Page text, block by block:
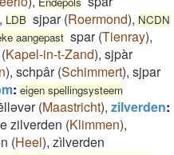
, LDB sjpar(Roermond), NCDN
aangepast spar(Tienray),
Kapel-in-t-Zand), sjpàr
), schpâr(Schimmert), sjpar
: eigen spellingsysteem
(Maastricht), zilverden:
zilverden (Klimmen),
(Heel), zìlverden